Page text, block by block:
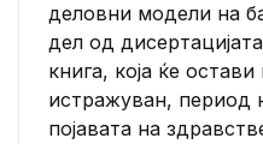
деловни модели на
дел од
книга, која ќе
истражуван, период
појавата на